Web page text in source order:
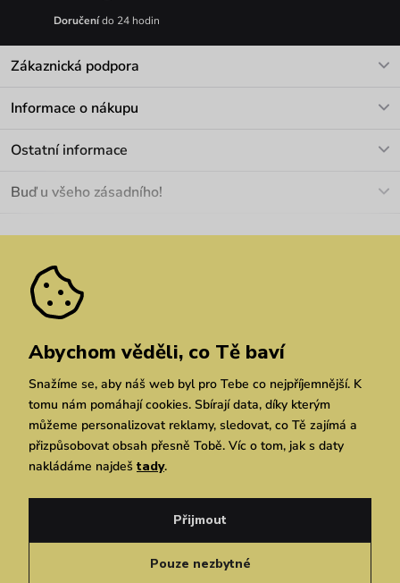
Doručenído 24 hodin
Zákaznická podpora
Informace o nákupu
Materiály a údržba
Pozáruční opravy
Ostatní informace
Velkoobchod
We Care
Dárkové poukazy
Vuchlook
Prodejny
Praha Brno Chrudim
Buď u všeho zásadního!
Zásady ochrany osobních údajů
Simplia.cz
Zásady ochrany osobních údajů
Abychom věděli, co Tě baví
Snažíme se, aby náš web byl pro Tebe co nejpříjemnější. K
tomu nám pomáhají cookies. Sbírají data, díky kterým
můžeme personalizovat reklamy, sledovat, co Tě zajímá a
přizpůsobovat obsah přesně Tobě. Víc o tom, jak s daty
nakládáme najdeš tady.
Pouze nezbytné
Přijmout